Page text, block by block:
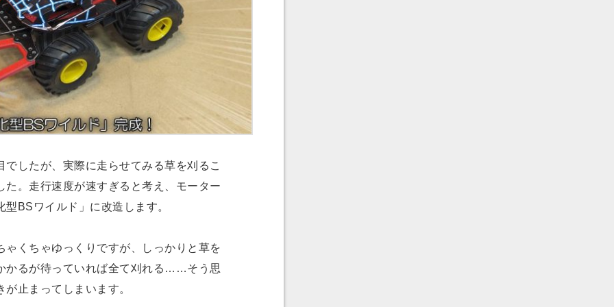
したが、実際に走らせてみる草を刈るこ
た。走行速度が速すぎると考え、モーター
BSワイルド」に改造します。
くちゃゆっくりですが、しっかりと草を
かるが待っていれば全て刈れる……そう思
止まってしまいます。